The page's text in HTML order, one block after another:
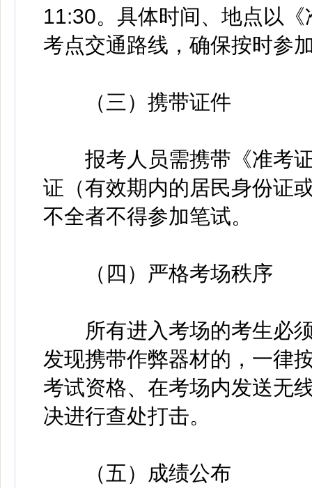
11:30。具体时间、地点以
考点交通路线，确保按时参
（三）携带证件
报考人员需携带《准考证
证（有效期内的居民身份证
不全者不得参加笔试。
（四）严格考场秩序
所有进入考场的考生必须
发现携带作弊器材的，一律
考试资格、在考场内发送无
决进行查处打击。
（五）成绩公布